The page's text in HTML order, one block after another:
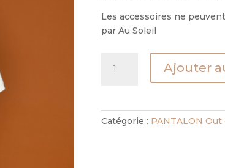
Les accessoires ne
par Au Soleil
PANTALON
Ajouter
Catégorie : PANTALON Out